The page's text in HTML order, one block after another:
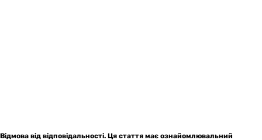
Відмова від відповідальності. Ця стаття має ознайомлювальний